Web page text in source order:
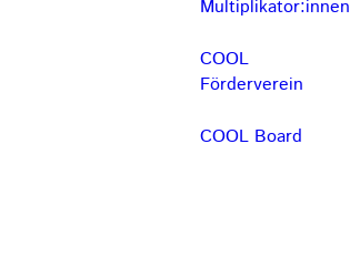
Multiplikator:innen
COOL
Förderverein
COOL Board